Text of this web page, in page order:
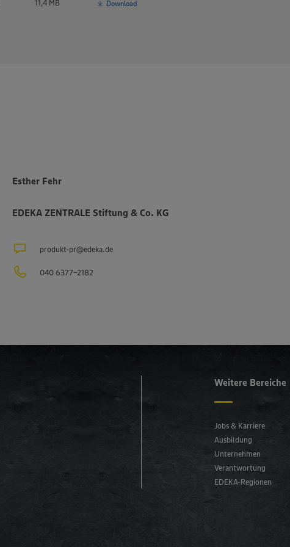
11,4 MB Download
Esther Fehr
EDEKA ZENTRALE Stiftung & Co. KG
produkt-pr@edeka.de
040 6377-2182
Weitere Bereiche
Jobs & Karriere
Ausbildung
Unternehmen
Verantwortung
EDEKA-Regionen